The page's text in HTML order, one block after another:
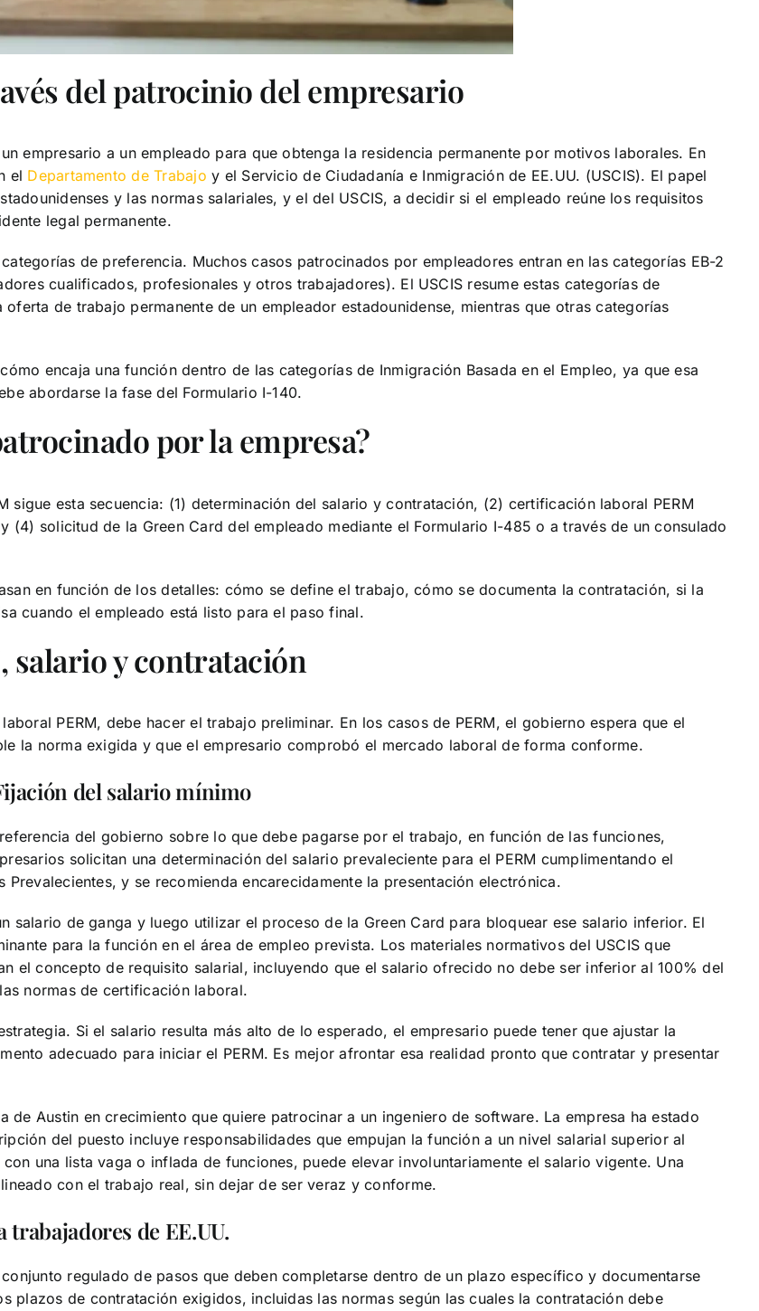
del patrocinio del empresario
empresario a un empleado para que obtenga la residencia permanente por motivos laborales. En
el Departamento de Trabajo y el Servicio de Ciudadanía e Inmigración de EE.UU. (USCIS). El papel
y las normas salariales, y el del USCIS, a decidir si el empleado reúne los requisitos
legal permanente.
de preferencia. Muchos casos patrocinados por empleadores entran en las categorías EB-2
cualificados, profesionales y otros trabajadores). El USCIS resume estas categorías de
de trabajo permanente de un empleador estadounidense, mientras que otras categorías
encaja una función dentro de las categorías de Inmigración Basada en el Empleo, ya que esa
abordarse la fase del Formulario I-140.
por la empresa?
sigue esta secuencia: (1) determinación del salario y contratación, (2) certificación laboral PERM
(4) solicitud de la Green Card del empleado mediante el Formulario I-485 o a través de un consulado
en función de los detalles: cómo se define el trabajo, cómo se documenta la contratación, si la
cuando el empleado está listo para el paso final.
salario y contratación
PERM, debe hacer el trabajo preliminar. En los casos de PERM, el gobierno espera que el
la norma exigida y que el empresario comprobó el mercado laboral de forma conforme.
del salario mínimo
del gobierno sobre lo que debe pagarse por el trabajo, en función de las funciones,
solicitan una determinación del salario prevaleciente para el PERM cumplimentando el
Prevalecientes, y se recomienda encarecidamente la presentación electrónica.
salario de ganga y luego utilizar el proceso de la Green Card para bloquear ese salario inferior. El
para la función en el área de empleo prevista. Los materiales normativos del USCIS que
el concepto de requisito salarial, incluyendo que el salario ofrecido no debe ser inferior al 100% del
normas de certificación laboral.
Si el salario resulta más alto de lo esperado, el empresario puede tener que ajustar la
adecuado para iniciar el PERM. Es mejor afrontar esa realidad pronto que contratar y presentar
Austin en crecimiento que quiere patrocinar a un ingeniero de software. La empresa ha estado
del puesto incluye responsabilidades que empujan la función a un nivel salarial superior al
una lista vaga o inflada de funciones, puede elevar involuntariamente el salario vigente. Una
con el trabajo real, sin dejar de ser veraz y conforme.
de EE.UU.
regulado de pasos que deben completarse dentro de un plazo específico y documentarse
plazos de contratación exigidos, incluidas las normas según las cuales la contratación debe